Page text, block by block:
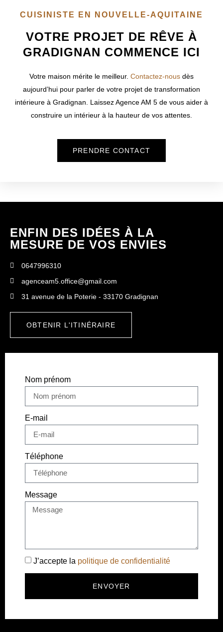
CUISINISTE EN NOUVELLE-AQUITAINE
VOTRE PROJET DE RÊVE À
GRADIGNAN COMMENCE ICI
Votre maison mérite le meilleur. Contactez-nous dès
aujourd’hui pour parler de votre projet de transformation
intérieure à Gradignan. Laissez Agence AM 5 de vous aider à
construire un intérieur à la hauteur de vos attentes.
PRENDRE CONTACT
ENFIN DES IDÉES À LA
MESURE DE VOS ENVIES
0647996310
agenceam5.office@gmail.com
31 avenue de la Poterie - 33170 Gradignan
OBTENIR L'ITINÉRAIRE
Nom prénom
E-mail
Téléphone
Message
J’accepte la politique de confidentialité
ENVOYER